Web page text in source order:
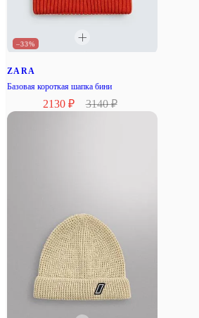
–33%
ZARA
Базовая короткая шапка бини
2130 ₽ 3140 ₽